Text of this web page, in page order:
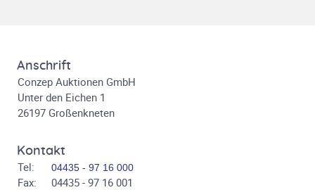
Anschrift
Conzep Auktionen GmbH
Unter den Eichen 1
26197 Großenkneten
Kontakt
Tel: 04435 - 97 16 000
Fax: 04435 - 97 16 001